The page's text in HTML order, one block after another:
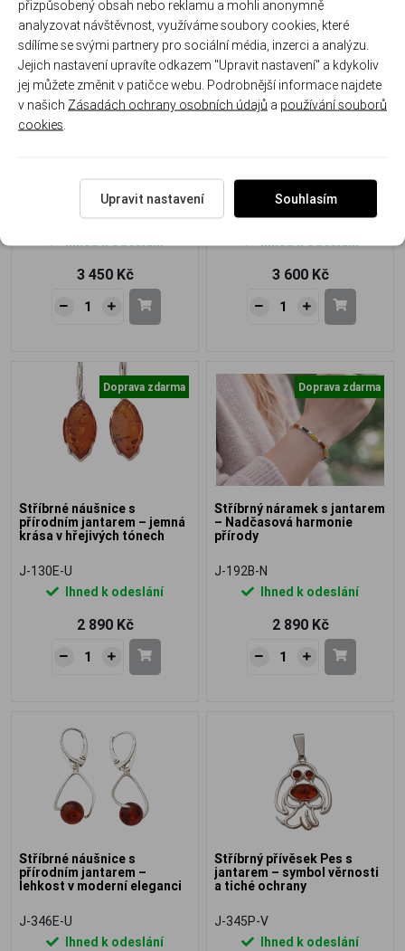
Doprava zdarma
Ihned k odeslání
3 450 Kč
J-127-N
Ihned k odeslání
3 600 Kč
Doprava zdarma
Stříbrné náušnice s
přírodním jantarem – jemná
krása v hřejivých tónech
J-130E-U
Ihned k odeslání
2 890 Kč
Doprava zdarma
Stříbrný náramek s jantarem
– Nadčasová harmonie
přírody
J-192B-N
Ihned k odeslání
2 890 Kč
Stříbrné náušnice s
přírodním jantarem –
lehkost v moderní eleganci
J-346E-U
Ihned k odeslání
Stříbrný přívěsek Pes s
jantarem – symbol věrnosti
a tiché ochrany
J-345P-V
Ihned k odeslání
přizpůsobený obsah nebo reklamu a mohli anonymně
analyzovat návštěvnost, využíváme soubory cookies, které
sdílíme se svými partnery pro sociální média, inzerci a analýzu.
Jejich nastavení upravíte odkazem "Upravit nastavení" a kdykoliv
jej můžete změnit v patičce webu. Podrobnější informace najdete
v našich Zásadách ochrany osobních údajů a používání souborů
cookies
Upravit nastavení Souhlasím